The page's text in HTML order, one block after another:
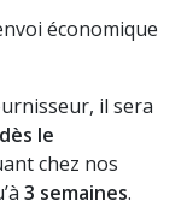
économique
il sera
dès le
chez nos
3 semaines.